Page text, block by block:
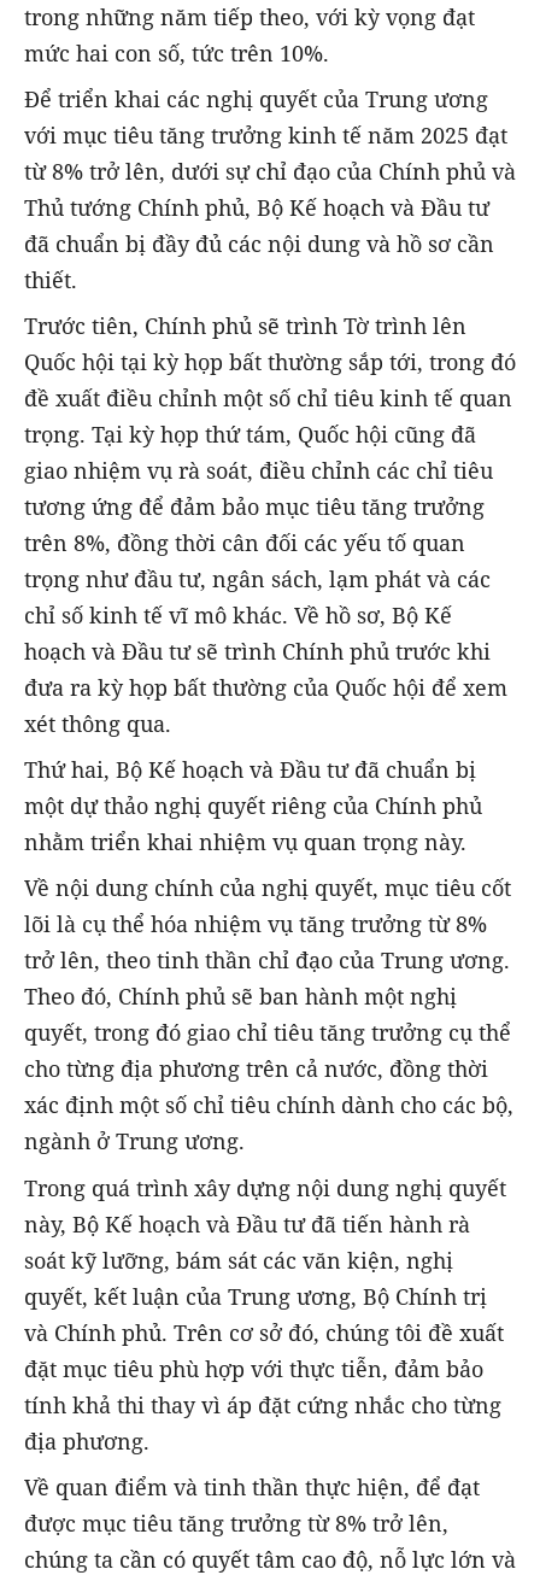
trong những năm tiếp theo, với kỳ vọng đạt
mức hai con số, tức trên 10%.
Để triển khai các nghị quyết của Trung ương
với mục tiêu tăng trưởng kinh tế năm 2025 đạt
từ 8% trở lên, dưới sự chỉ đạo của Chính phủ và
Thủ tướng Chính phủ, Bộ Kế hoạch và Đầu tư
đã chuẩn bị đầy đủ các nội dung và hồ sơ cần
thiết.
Trước tiên, Chính phủ sẽ trình Tờ trình lên
Quốc hội tại kỳ họp bất thường sắp tới, trong đó
đề xuất điều chỉnh một số chỉ tiêu kinh tế quan
trọng. Tại kỳ họp thứ tám, Quốc hội cũng đã
giao nhiệm vụ rà soát, điều chỉnh các chỉ tiêu
tương ứng để đảm bảo mục tiêu tăng trưởng
trên 8%, đồng thời cân đối các yếu tố quan
trọng như đầu tư, ngân sách, lạm phát và các
chỉ số kinh tế vĩ mô khác. Về hồ sơ, Bộ Kế
hoạch và Đầu tư sẽ trình Chính phủ trước khi
đưa ra kỳ họp bất thường của Quốc hội để xem
xét thông qua.
Thứ hai, Bộ Kế hoạch và Đầu tư đã chuẩn bị
một dự thảo nghị quyết riêng của Chính phủ
nhằm triển khai nhiệm vụ quan trọng này.
Về nội dung chính của nghị quyết, mục tiêu cốt
lõi là cụ thể hóa nhiệm vụ tăng trưởng từ 8%
trở lên, theo tinh thần chỉ đạo của Trung ương.
Theo đó, Chính phủ sẽ ban hành một nghị
quyết, trong đó giao chỉ tiêu tăng trưởng cụ thể
cho từng địa phương trên cả nước, đồng thời
xác định một số chỉ tiêu chính dành cho các bộ,
ngành ở Trung ương.
Trong quá trình xây dựng nội dung nghị quyết
này, Bộ Kế hoạch và Đầu tư đã tiến hành rà
soát kỹ lưỡng, bám sát các văn kiện, nghị
quyết, kết luận của Trung ương, Bộ Chính trị
và Chính phủ. Trên cơ sở đó, chúng tôi đề xuất
đặt mục tiêu phù hợp với thực tiễn, đảm bảo
tính khả thi thay vì áp đặt cứng nhắc cho từng
địa phương.
Về quan điểm và tinh thần thực hiện, để đạt
được mục tiêu tăng trưởng từ 8% trở lên,
chúng ta cần có quyết tâm cao độ, nỗ lực lớn và